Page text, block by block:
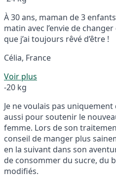
À 30 ans, maman de 3
matin avec l’envie de
que j’ai toujours rêvé d’être !
Célia, France
Voir plus
-20 kg
Je ne voulais pas
aussi pour soutenir le
femme. Lors de son
conseil de manger plus
en la suivant dans son
de consommer du sucre, du
modifiés.